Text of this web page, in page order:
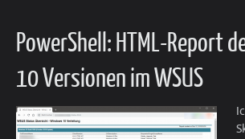
PowerShell: HTML-Report
10 Versionen im WSUS